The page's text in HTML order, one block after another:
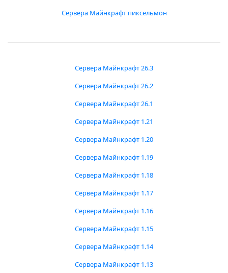
Сервера Майнкрафт пиксельмон
Сервера Майнкрафт 26.3
Сервера Майнкрафт 26.2
Сервера Майнкрафт 26.1
Сервера Майнкрафт 1.21
Сервера Майнкрафт 1.20
Сервера Майнкрафт 1.19
Сервера Майнкрафт 1.18
Сервера Майнкрафт 1.17
Сервера Майнкрафт 1.16
Сервера Майнкрафт 1.15
Сервера Майнкрафт 1.14
Сервера Майнкрафт 1.13